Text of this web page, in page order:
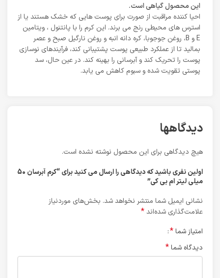
این محصول گیاهی است.
احیا کننده مراقبت از صورت برای پوست هایی که خشک هستند یا از
استرس های محیطی رنج می برند. این کرم را با پانتنول ، ویتامین
E و B، روغن جوجوبا، کره دانه انبه و روغن نارگیل صبح و عصر
بمالید تا از عملکرد طبیعی پوست پشتیبانی کند، فرآیندهای نوسازی
پوست را تحریک کند و آبرسانی را بهینه کند. در عین حال، سد
پوستی تقویت شده و سبوم کاهش می یابد.
دیدگاهها
هیچ دیدگاهی برای این محصول نوشته نشده است.
اولین نفری باشید که دیدگاهی را ارسال می کنید برای “کرم آبرسان 50
میلی لیتر ام بی کی”
نشانی ایمیل شما منتشر نخواهد شد. بخش‌های موردنیاز
علامت‌گذاری شده‌اند*
امتیاز شما*
دیدگاه شما*